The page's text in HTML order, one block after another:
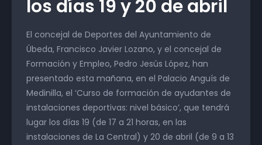
los días 19 y 20 de abril
El concejal de Deportes del Ayuntamiento de
Úbeda, Francisco Javier Lozano, y el concejal de
Formación y Empleo, Pedro Jesús López, han
presentado esta mañana, en el Palacio Anguís de
Medinilla, el ‘Curso de formación de ayudantes de
instalaciones deportivas: nivel básico’, que tendrá
lugar los días 19 (de 17 a 21 horas, en las
instalaciones de La Central) y 20 de abril (de 9 a 13